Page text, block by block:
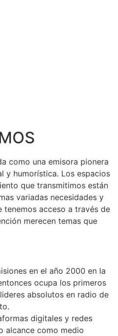
como una emisora pionera
y humorística. Los espacios
que transmitimos están
variadas necesidades y
acceso a través de
merecen temas que
en el año 2000 en la
ocupa los primeros
absolutos en radio de
digitales y redes
alcance como medio